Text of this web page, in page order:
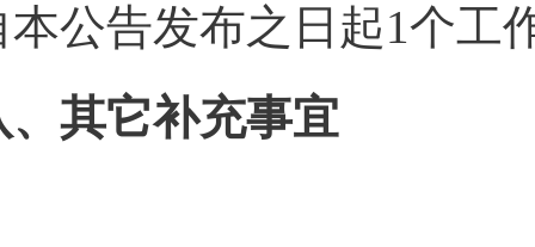
本公告发布之日起1个工
、其它补充事宜